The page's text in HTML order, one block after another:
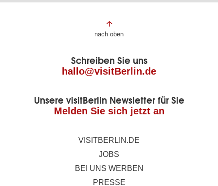
Fußbereich
Seite
nach oben
Schreiben Sie uns
hallo@visitBerlin.de
Unsere visitBerlin Newsletter für Sie
Melden Sie sich jetzt an
VISITBERLIN.DE
JOBS
BEI UNS WERBEN
PRESSE